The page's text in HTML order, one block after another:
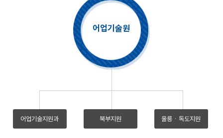
어업기술원
어업기술지원과 북부지원 울릉ㆍ독도지원